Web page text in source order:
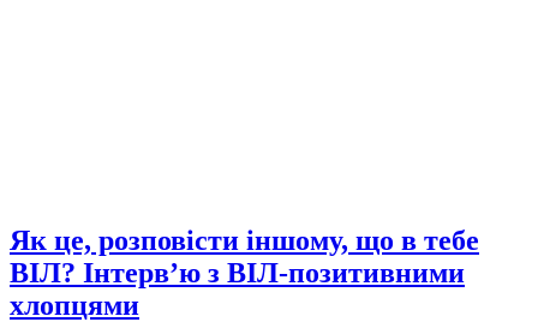
Як це, розповісти іншому, що в тебе
ВІЛ? Інтерв’ю з ВІЛ-позитивними
хлопцями